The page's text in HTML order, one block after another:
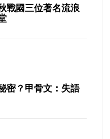
戰國三位著名流浪
密？甲骨文：失語